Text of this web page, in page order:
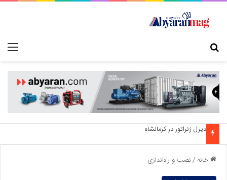
دیزل ژنراتور در قزوین
خانه /نصب و راه‌اندازی